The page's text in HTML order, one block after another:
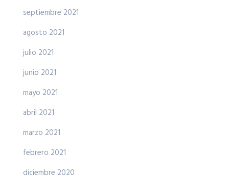
septiembre 2021
agosto 2021
julio 2021
junio 2021
mayo 2021
abril 2021
marzo 2021
febrero 2021